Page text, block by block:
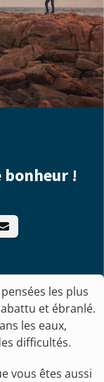
bonheur !
les plus
et ébranlé.
les eaux,
difficultés.
vous êtes aussi